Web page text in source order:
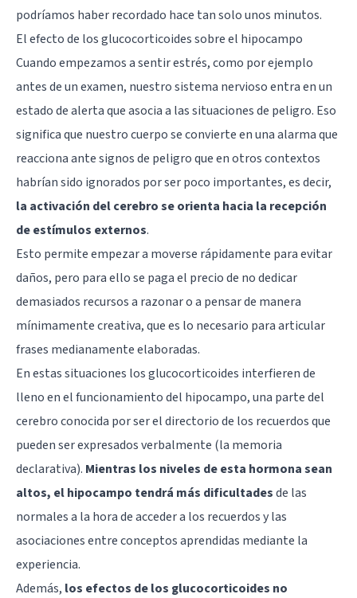
podríamos haber recordado hace tan solo unos minutos.
El efecto de los glucocorticoides sobre el hipocampo
Cuando empezamos a sentir estrés, como por ejemplo
antes de un examen, nuestro sistema nervioso entra en un
estado de alerta que asocia a las situaciones de peligro. Eso
significa que nuestro cuerpo se convierte en una alarma que
reacciona ante signos de peligro que en otros contextos
habrían sido ignorados por ser poco importantes, es decir,
la activación del cerebro se orienta hacia la recepción
de estímulos externos.
Esto permite empezar a moverse rápidamente para evitar
daños, pero para ello se paga el precio de no dedicar
demasiados recursos a razonar o a pensar de manera
mínimamente creativa, que es lo necesario para articular
frases medianamente elaboradas.
En estas situaciones los glucocorticoides interfieren de
lleno en el funcionamiento del hipocampo, una parte del
cerebroconocida por ser el directorio de los recuerdos que
pueden ser expresados verbalmente (la memoria
declarativa). Mientras los niveles de esta hormona sean
altos, el hipocampo tendrá más dificultadesde las
normales a la hora de acceder a los recuerdos y las
asociaciones entre conceptos aprendidas mediante la
experiencia.
Además, los efectos de los glucocorticoides no